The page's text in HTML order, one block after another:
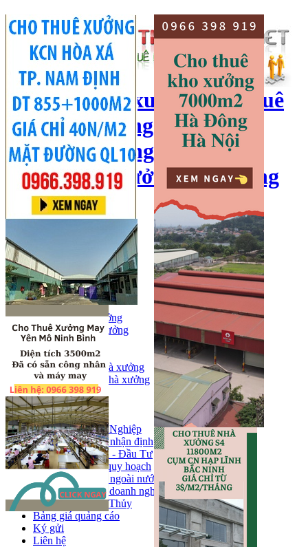
cho thuê kho xưởng, cho thuê
kho, kho xưởng hà nội, cho
thuê nhà xưởng, cho thuê
xưởng, kho xưởng hải dương
Hotline:0966 398 919
Đăng ký
Đăng tin bán/cho thuê
Trang chủ
Bán kho, nhà xưởng
Bán kho xưởng
Kho
Mặt bằng
Cho thuê kho, nhà xưởng
Cho thuê nhà xưởng
Kho
Mặt bằng
Tin tức
Khu Công Nghiệp
Phân tích - nhận định
Chính sách - Đầu Tư
Thông tin quy hoạch
Thị trường ngoài nước
Hoạt động doanh nghiẹp
Tin Phong Thủy
Bảng giá quảng cáo
Ký gửi
Liên hệ